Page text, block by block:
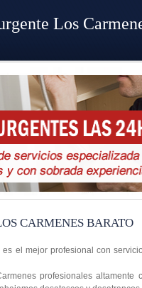
CARMENES BARATO
es el mejor profesional con
profesionales
Los